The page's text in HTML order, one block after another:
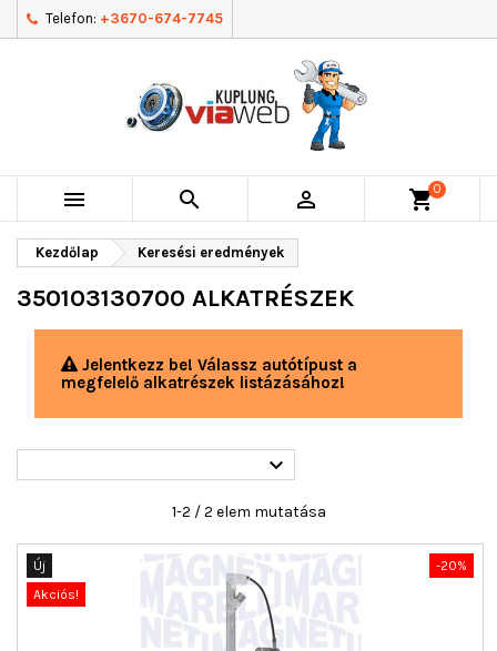
Telefon: +3670-674-7745
   shopping_cart0
Kezdőlap Keresési eredmények
350103130700 ALKATRÉSZEK
Jelentkezz be! Válassz autótípust a
megfelelő alkatrészek listázásához!

1-2 / 2 elem mutatása
-20%
Új
Akciós!